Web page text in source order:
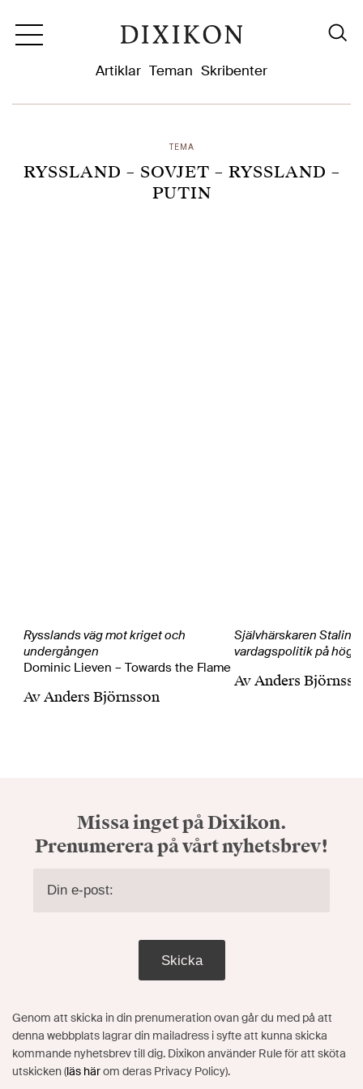
Artiklar Teman Skribenter
TEMA
RYSSLAND – SOVJET – RYSSLAND –
PUTIN
Rysslands väg mot kriget och
undergången
Dominic Lieven – Towards the Flame
AvAnders Björnsson
Självhärskaren Stalin?
vardagspolitik på
AvAnders
Missa inget på Dixikon.
Prenumerera på vårt nyhetsbrev!
Skicka
Genom att skicka in din prenumeration ovan går du med på att
denna webbplats lagrar din mailadress i syfte att kunna skicka
kommande nyhetsbrev till dig. Dixikon använder Rule för att sköta
utskicken (läs härom deras Privacy Policy).